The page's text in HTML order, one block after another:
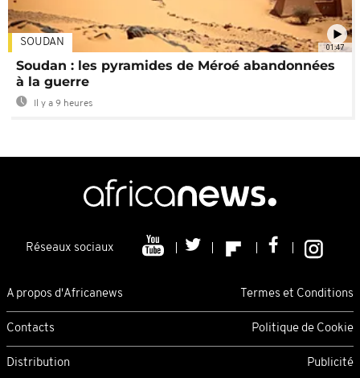
01:47
SOUDAN
Soudan : les pyramides de Méroé abandonnées
à la guerre
Il y a 9 heures
Réseaux sociaux
A propos d'Africanews Termes et Conditions
Contacts Politique de Cookie
Distribution Publicité